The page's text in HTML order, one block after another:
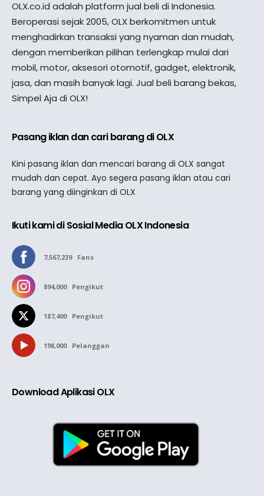
OLX.co.id adalah platform jual beli di Indonesia.
Beroperasi sejak 2005, OLX berkomitmen untuk
menghadirkan transaksi yang nyaman dan mudah,
dengan memberikan pilihan terlengkap mulai dari
mobil, motor, aksesori otomotif, gadget, elektronik,
jasa, dan masih banyak lagi. Jual beli barang bekas,
Simpel Aja di OLX!
Pasang iklan dan cari barang di OLX
Kini pasang iklan dan mencari barang di OLX sangat
mudah dan cepat. Ayo segera pasang iklan atau cari
barang yang diinginkan di OLX
Ikuti kami di Sosial Media OLX Indonesia
7,567,239 Fans
894,000 Pengikut
187,400 Pengikut
198,000 Pelanggan
Download Aplikasi OLX